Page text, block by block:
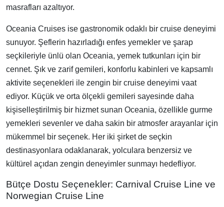
masrafları azaltıyor.
Oceania Cruises ise gastronomik odaklı bir cruise deneyimi
sunuyor. Şeflerin hazırladığı enfes yemekler ve şarap
seçkileriyle ünlü olan Oceania, yemek tutkunları için bir
cennet. Şık ve zarif gemileri, konforlu kabinleri ve kapsamlı
aktivite seçenekleri ile zengin bir cruise deneyimi vaat
ediyor. Küçük ve orta ölçekli gemileri sayesinde daha
kişiselleştirilmiş bir hizmet sunan Oceania, özellikle gurme
yemekleri sevenler ve daha sakin bir atmosfer arayanlar için
mükemmel bir seçenek. Her iki şirket de seçkin
destinasyonlara odaklanarak, yolculara benzersiz ve
kültürel açıdan zengin deneyimler sunmayı hedefliyor.
Bütçe Dostu Seçenekler: Carnival Cruise Line ve
Norwegian Cruise Line